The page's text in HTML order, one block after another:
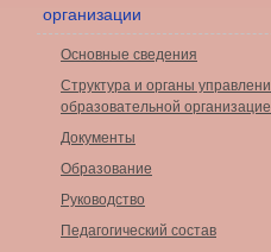
организации
Основные сведения
Структура и органы
образовательной
Документы
Образование
Руководство
Педагогический состав